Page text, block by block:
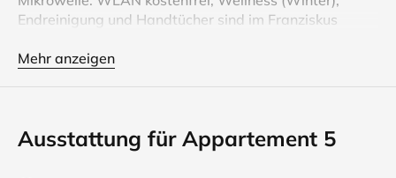
Endreinigung und Handtücher sind im Franziskus
In der Nebensaison auch ab 3 Tage mit Aufpreis,
Wohneinheiten verschiedener Größen 24 qm - 60 qm.
Sie sind großzügig und gemütlich im Landhausstil
eingerichtet; damit ist die Grundlage Ihres Wohlfühl-
Mehr anzeigen
Ausstattung für Appartement 5